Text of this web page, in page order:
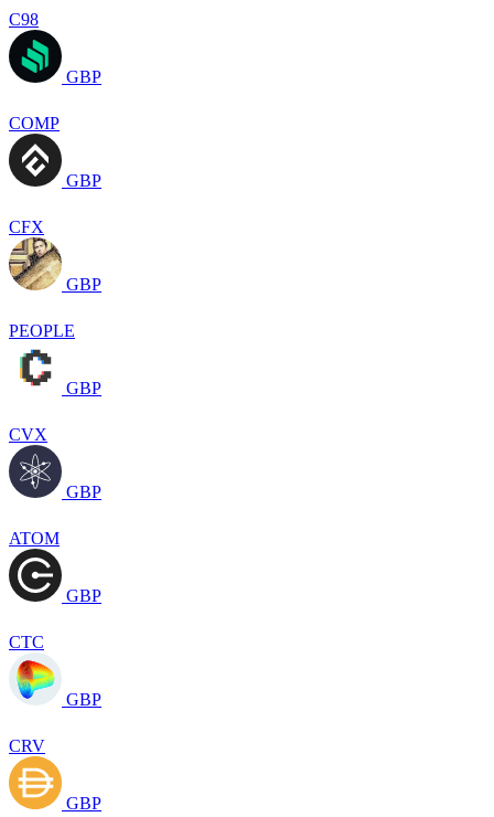
C98
GBP
COMP
GBP
CFX
GBP
PEOPLE
GBP
CVX
GBP
ATOM
GBP
CTC
GBP
CRV
GBP